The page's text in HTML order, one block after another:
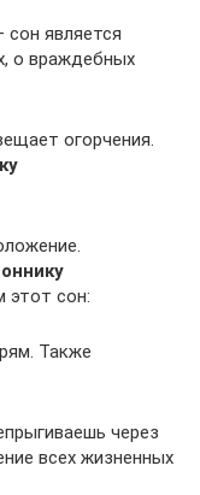
сон является
о враждебных
огорчения.
этот сон:
Также
через
всех жизненных